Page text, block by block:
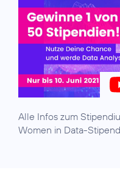
Alle Infos zum
Women in Data-